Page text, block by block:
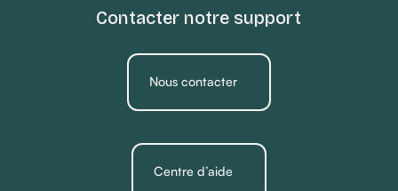
Contacter notre support
Nous contacter
Centre d’aide